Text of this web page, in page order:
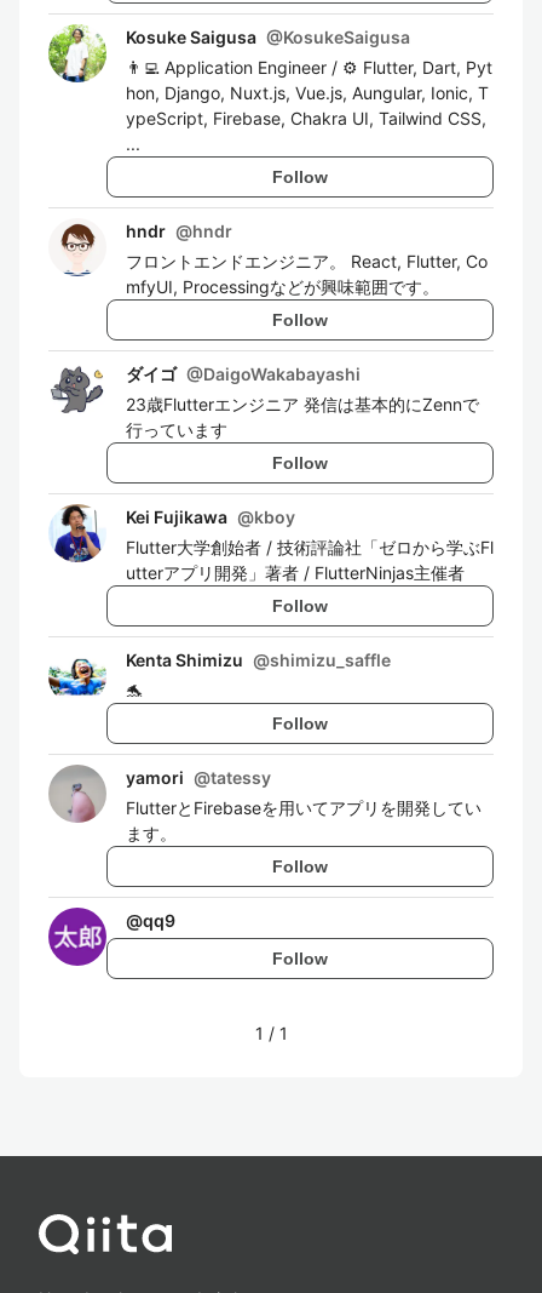
Kosuke Saigusa @KosukeSaigusa
👨‍💻 Application Engineer / ⚙️ Flutter, Dart, Pyt
hon, Django, Nuxt.js, Vue.js, Aungular, Ionic, T
ypeScript, Firebase, Chakra UI, Tailwind CSS,
...
Follow
hndr @hndr
フロントエンドエンジニア。 React, Flutter, Co
mfyUI, Processingなどが興味範囲です。
Follow
ダイゴ @DaigoWakabayashi
23歳Flutterエンジニア 発信は基本的にZennで
行っています
Follow
Kei Fujikawa @kboy
Flutter大学創始者 / 技術評論社「ゼロから学ぶFl
utterアプリ開発」著者 / FlutterNinjas主催者
Follow
Kenta Shimizu @shimizu_saffle
🐬
Follow
yamori @tatessy
FlutterとFirebaseを用いてアプリを開発してい
ます。
Follow
@qq9
Follow
1 / 1